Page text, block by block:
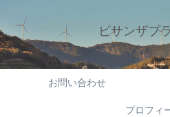
ピサンザプ
お問い合わせ
プロフィ